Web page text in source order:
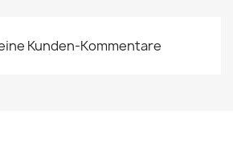
Kunden-Kommentare